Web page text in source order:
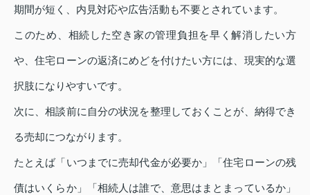
期間が短く、内見対応や広告活動も不要とされています。
このため、相続した空き家の管理負担を早く解消したい方
や、住宅ローンの返済にめどを付けたい方には、現実的な選
択肢になりやすいです。
次に、相談前に自分の状況を整理しておくことが、納得でき
る売却につながります。
たとえば「いつまでに売却代金が必要か」「住宅ローンの残
債はいくらか」「相続人は誰で、意思はまとまっているか」